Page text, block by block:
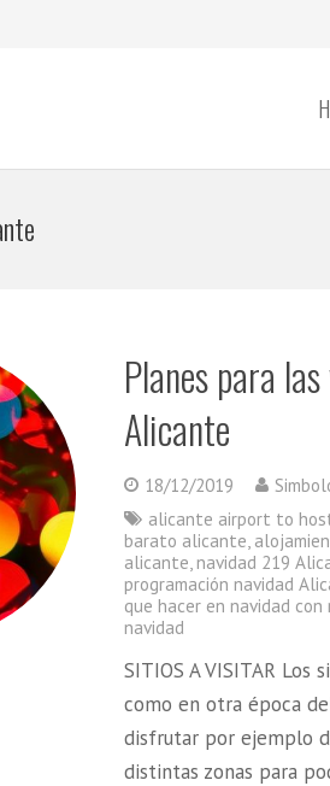
Planes para
Alicante
18/12/2019
alicante airport to
barato alicante,
alicante, navidad 219
programación navidad
que hacer en navidad
navidad
SITIOS A VISITAR
como en otra época
disfrutar por ejemplo
distintas zonas para